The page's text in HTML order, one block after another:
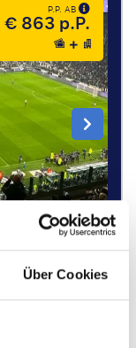
Über Cookies
P.P. AB
€ 863 p.P.